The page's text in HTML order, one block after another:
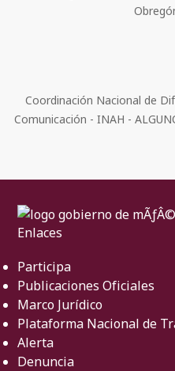
Coordinación Nacional de
Comunicación - INAH -
Enlaces
Participa
Publicaciones Oficiales
Marco Jurídico
Plataforma Nacional de
Alerta
Denuncia